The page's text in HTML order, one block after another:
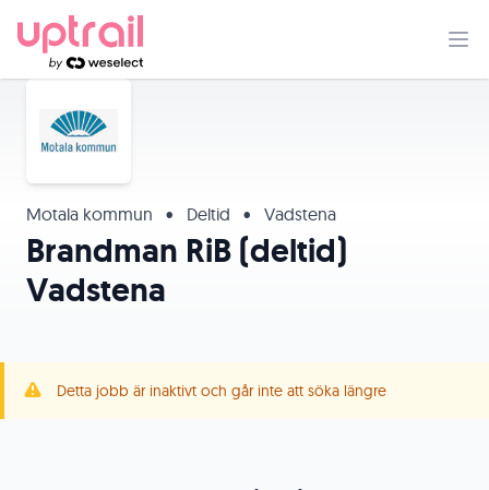
Motala kommun • Deltid • Vadstena
Brandman RiB (deltid)
Vadstena
Detta jobb är inaktivt och går inte att söka längre